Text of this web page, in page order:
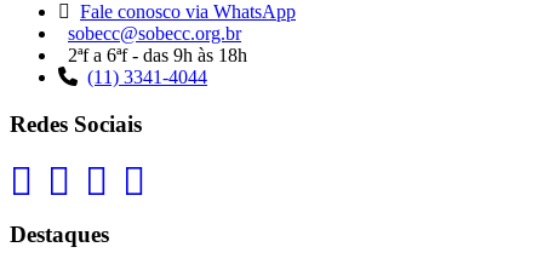
Fale conosco via WhatsApp
sobecc@sobecc.org.br
2ªf a 6ªf - das 9h às 18h
(11) 3341-4044
Redes Sociais
Destaques